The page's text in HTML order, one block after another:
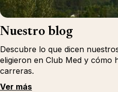
Nuestro blog
Descubre lo que dicen
eligieron en Club Med y cómo
carreras.
Ver más